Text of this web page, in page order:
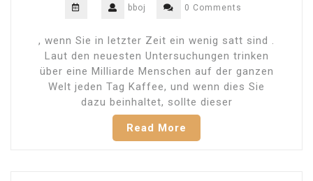
bboj 0 Comments
, wenn Sie in letzter Zeit ein wenig satt sind .
Laut den neuesten Untersuchungen trinken
über eine Milliarde Menschen auf der ganzen
Welt jeden Tag Kaffee, und wenn dies Sie
dazu beinhaltet, sollte dieser
Read More